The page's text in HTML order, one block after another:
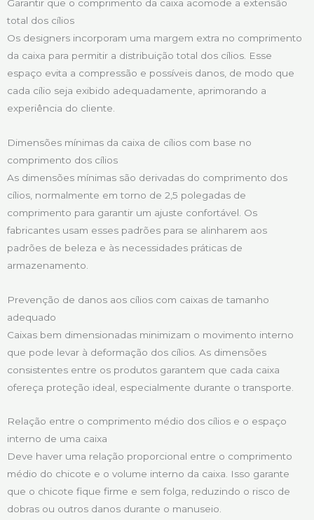
Garantir que o comprimento da caixa acomode a extensão
total dos cílios
Os designers incorporam uma margem extra no comprimento
da caixa para permitir a distribuição total dos cílios. Esse
espaço evita a compressão e possíveis danos, de modo que
cada cílio seja exibido adequadamente, aprimorando a
experiência do cliente.
Dimensões mínimas da caixa de cílios com base no
comprimento dos cílios
As dimensões mínimas são derivadas do comprimento dos
cílios, normalmente em torno de 2,5 polegadas de
comprimento para garantir um ajuste confortável. Os
fabricantes usam esses padrões para se alinharem aos
padrões de beleza e às necessidades práticas de
armazenamento.
Prevenção de danos aos cílios com caixas de tamanho
adequado
Caixas bem dimensionadas minimizam o movimento interno
que pode levar à deformação dos cílios. As dimensões
consistentes entre os produtos garantem que cada caixa
ofereça proteção ideal, especialmente durante o transporte.
Relação entre o comprimento médio dos cílios e o espaço
interno de uma caixa
Deve haver uma relação proporcional entre o comprimento
médio do chicote e o volume interno da caixa. Isso garante
que o chicote fique firme e sem folga, reduzindo o risco de
dobras ou outros danos durante o manuseio.